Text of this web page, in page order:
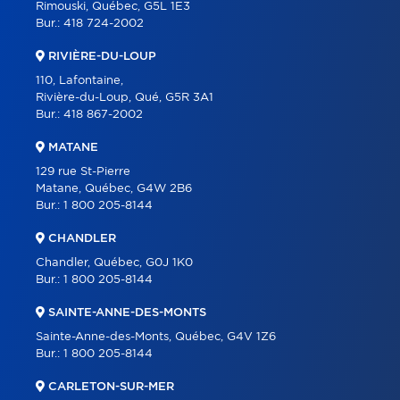
Rimouski, Québec, G5L 1E3
Bur.: 418 724-2002
RIVIÈRE-DU-LOUP
110, Lafontaine,
Rivière-du-Loup, Qué, G5R 3A1
Bur.: 418 867-2002
MATANE
129 rue St-Pierre
Matane, Québec, G4W 2B6
Bur.: 1 800 205-8144
CHANDLER
Chandler, Québec, G0J 1K0
Bur.: 1 800 205-8144
SAINTE-ANNE-DES-MONTS
Sainte-Anne-des-Monts, Québec, G4V 1Z6
Bur.: 1 800 205-8144
CARLETON-SUR-MER